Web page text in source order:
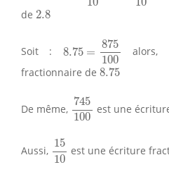
de 2.8
2.8
Soit : 8.75 =
875
100
875100
alors,
fractionnaire de 8.75
8.75
De même,
745
100
745
est une
Aussi,
15
10
15
est une écriture